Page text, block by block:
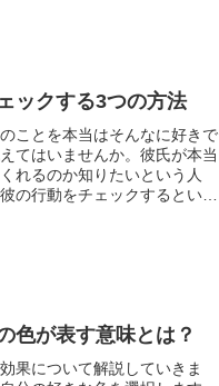
ックする3つの方法
ことを本当はそんなに好きで
てはいませんか。彼氏が本当
れるのか知りたいという人
の行動をチェックするという
色が表す意味とは？
果について解説していきま